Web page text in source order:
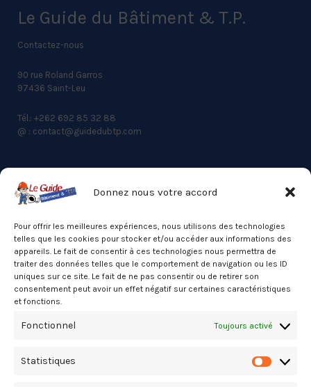
Donnez nous votre accord
Pour offrir les meilleures expériences, nous utilisons des technologies
telles que les cookies pour stocker et/ou accéder aux informations des
appareils. Le fait de consentir à ces technologies nous permettra de
traiter des données telles que le comportement de navigation ou les ID
uniques sur ce site. Le fait de ne pas consentir ou de retirer son
consentement peut avoir un effet négatif sur certaines caractéristiques
et fonctions.
Fonctionnel Toujours activé
Statistiques
Le Guide du Bâtiment & T.P.
Contactez-nous
90 rue Roland Garros
97436 Saint-Leu
Tél.: +262 692 85 32 88
@ : contact@guidedubtp.com
ACCES RAPIDE
Actualités du BTP
Annuaire
Besoin d’un professionnel ?
Mentions légales
Politique de cookies (UE)